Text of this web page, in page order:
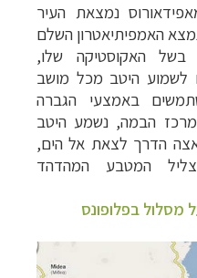
מאפידאורוס נמצאת העיר
האמפיתיאטרון השלם
בשל האקוסטיקה שלו,
צופים לשמוע היטב מכל מושב
באמצעי הגברה
הבמה, נשמע היטב
הדרך לצאת אל הים,
המטבע המהדהד
מסלול בפלופונס